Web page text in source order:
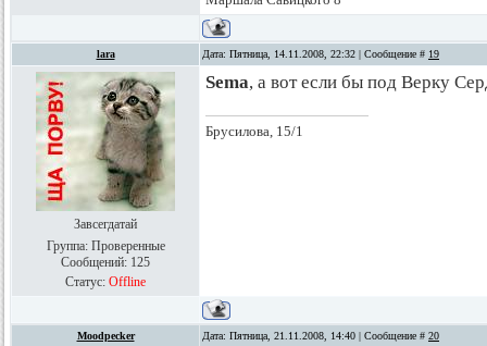
lara Дата: Пятница, 14.11.2008, 22:32 | Сообщение # 19
Завсегдатай
Группа: Проверенные
Сообщений: 125
Статус: Offline
Sema, а вот если бы под Верку
Брусилова, 15/1
Moodpecker Дата: Пятница, 21.11.2008, 14:40 | Сообщение # 20